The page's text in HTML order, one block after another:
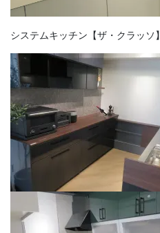
システムキッチン【ザ・クラッソ】